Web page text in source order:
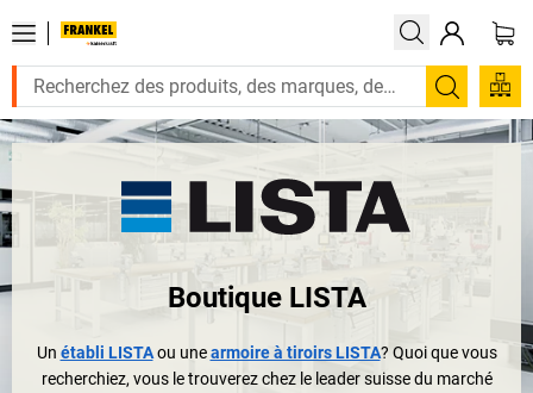
Boutique LISTA
Un établi LISTAou unearmoire à tiroirs LISTA? Quoi que vous
recherchiez, vous le trouverez chez le leader suisse du marché